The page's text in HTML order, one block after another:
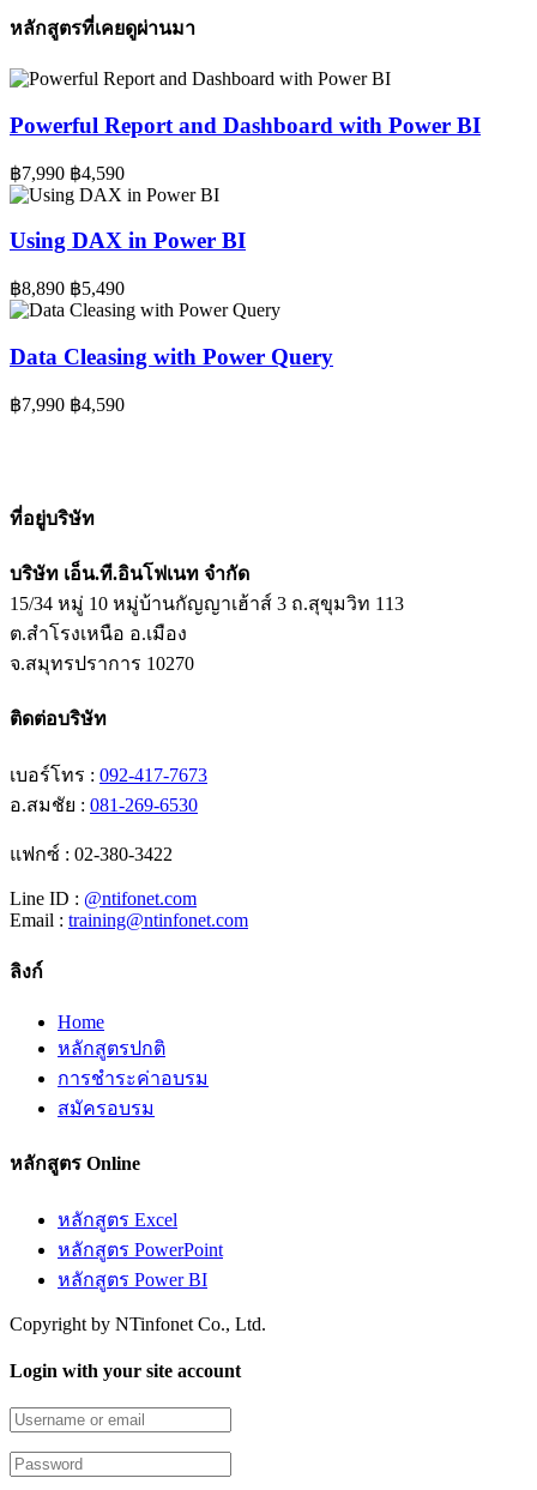
หลักสูตรที่เคยดูผ่านมา
Powerful Report and Dashboard with Power BI
฿7,990 ฿4,590
Using DAX in Power BI
฿8,890 ฿5,490
Data Cleasing with Power Query
฿7,990 ฿4,590
ที่อยู่บริษัท
บริษัท เอ็น.ที.อินโฟเนท จำกัด
15/34 หมู่ 10 หมู่บ้านกัญญาเฮ้าส์ 3 ถ.สุขุมวิท 113
ต.สำโรงเหนือ อ.เมือง
จ.สมุทรปราการ 10270
ติดต่อบริษัท
เบอร์โทร : 092-417-7673
อ.สมชัย : 081-269-6530
แฟกซ์ : 02-380-3422
Line ID : @ntifonet.com
Email : training@ntinfonet.com
ลิงก์
Home
หลักสูตรปกติ
การชำระค่าอบรม
สมัครอบรม
หลักสูตร Online
หลักสูตร Excel
หลักสูตร PowerPoint
หลักสูตร Power BI
Copyright by NTinfonet Co., Ltd.
Login with your site account